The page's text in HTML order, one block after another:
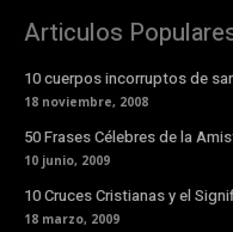
Articulos
10 cuerpos incorruptos de
18 noviembre, 2008
50 Frases Célebres de la
10 junio, 2009
10 Cruces Cristianas y el
18 marzo, 2009